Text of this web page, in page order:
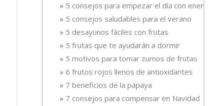
5 consejos para empezar el día con energía
5 consejos saludables para el verano
5 desayunos fáciles con frutas
5 frutas que te ayudarán a dormir
5 motivos para tomar zumos de frutas
6 frutos rojos llenos de antioxidantes
7 beneficios de la papaya
7 consejos para compensar en Navidad